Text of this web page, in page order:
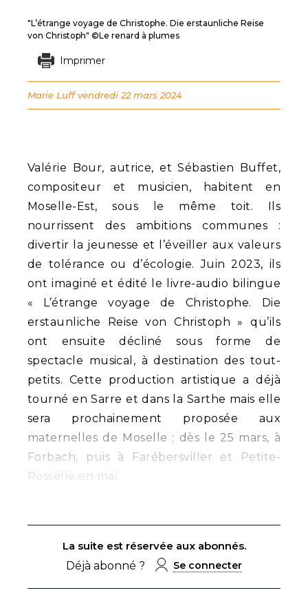
Valérie Bour, autrice, et Sébastien Buffet,
compositeur et musicien, habitent en
Moselle-Est, sous le même toit. Ils
nourrissent des ambitions communes :
divertir la jeunesse et l’éveiller aux valeurs
de tolérance ou d’écologie. Juin 2023, ils
ont imaginé et édité le livre-audio bilingue
« L’étrange voyage de Christophe. Die
erstaunliche Reise von Christoph » qu’ils
ont ensuite décliné sous forme de
spectacle musical, à destination des tout-
petits. Cette production artistique a déjà
tourné en Sarre et dans la Sarthe mais elle
sera prochainement proposée aux
maternelles de Moselle ; dès le 25 mars, à
Forbach, puis à Farébersviller et Petite-
Rosselle en mai.
La suite est réservée aux abonnés.
Déjà abonné ?
Se connecter
"L’étrange voyage de Christophe. Die erstaunliche Reise
von Christoph" ©Le renard à plumes
Imprimer
Marie Luff vendredi 22 mars 2024